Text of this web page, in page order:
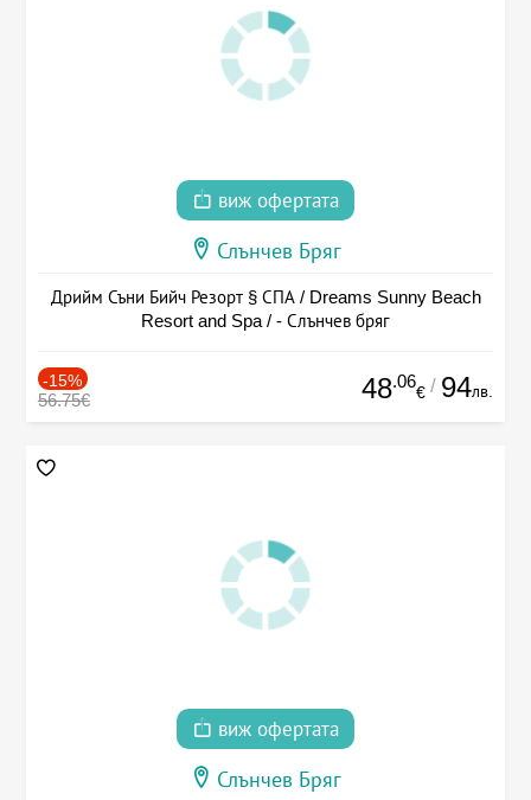
виж офертата
Слънчев Бряг
Дрийм Съни Бийч Резорт § СПА / Dreams Sunny Beach
Resort and Spa / - Слънчев бряг
-15%
56.75€ 48.06
€ / 94лв.
виж офертата
Слънчев Бряг